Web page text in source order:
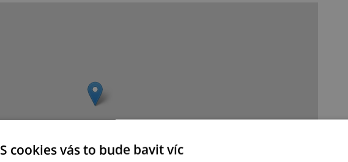
S cookies vás to bude bavit víc